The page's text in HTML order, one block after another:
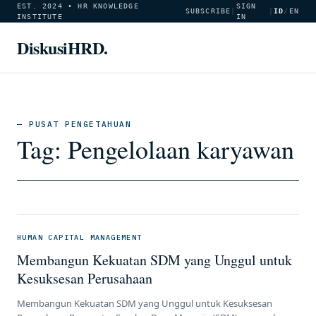
EST. 2024 • HR KNOWLEDGE
INSTITUTE
SUBSCRIBE
SIGN
IN
ID/ EN
DiskusiHRD.
— PUSAT PENGETAHUAN
Tag: Pengelolaan karyawan
HUMAN CAPITAL MANAGEMENT
Membangun Kekuatan SDM yang Unggul untuk
Kesuksesan Perusahaan
Membangun Kekuatan SDM yang Unggul untuk Kesuksesan